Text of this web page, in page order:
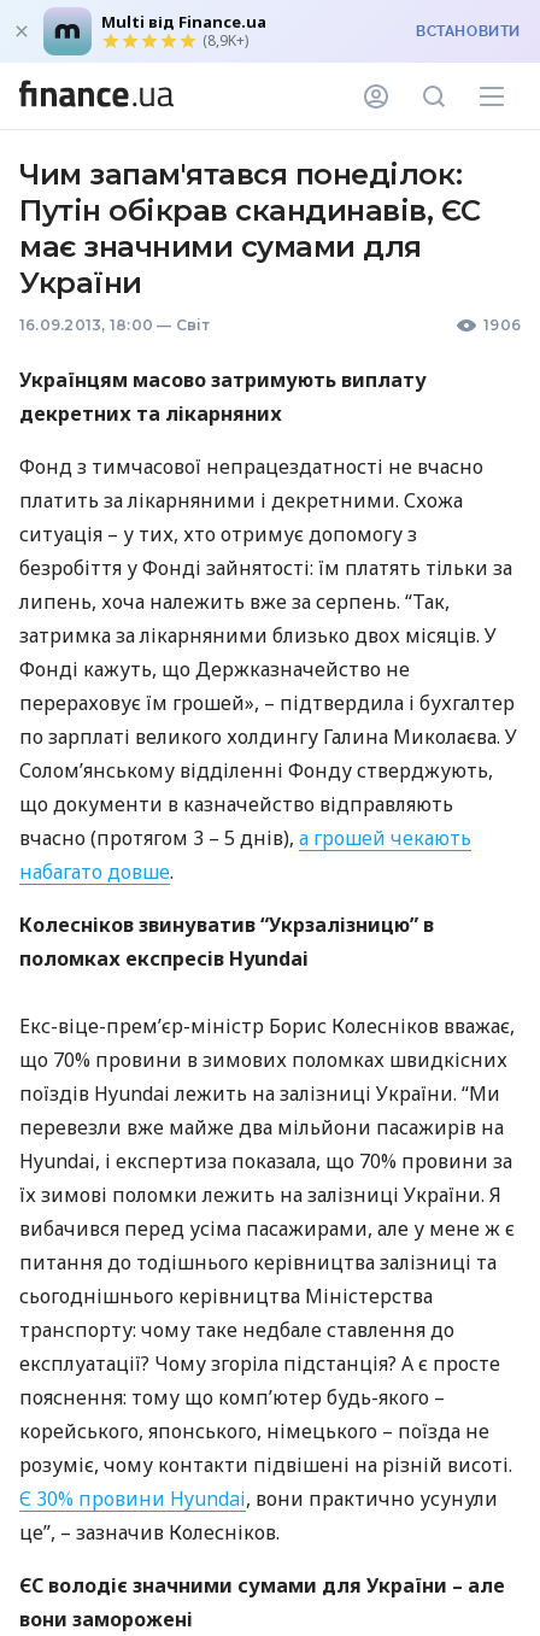
Multi від Finance.ua
(8,9K+) ВСТАНОВИТИ
Чим запам'ятався понеділок:
Путін обікрав скандинавів, ЄС
має значними сумами для
України
16.09.2013, 18:00 — Світ 1906
Українцям масово затримують виплату
декретних та лікарняних
Фонд з тимчасової непрацездатності не вчасно
платить за лікарняними і декретними. Схожа
ситуація – у тих, хто отримує допомогу з
безробіття у Фонді зайнятості: їм платять тільки за
липень, хоча належить вже за серпень. “Так,
затримка за лікарняними близько двох місяців. У
Фонді кажуть, що Держказначейство не
перераховує їм грошей», – підтвердила і бухгалтер
по зарплаті великого холдингу Галина Миколаєва. У
Солом’янському відділенні Фонду стверджують,
що документи в казначейство відправляють
вчасно (протягом 3 – 5 днів), а грошей чекають
набагато довше.
Колесніков звинуватив “Укрзалізницю” в
поломках експресів Hyundai
Екс-віце-прем’єр-міністр Борис Колесніков вважає,
що 70% провини в зимових поломках швидкісних
поїздів Hyundai лежить на залізниці України. “Ми
перевезли вже майже два мільйони пасажирів на
Hyundai, і експертиза показала, що 70% провини за
їх зимові поломки лежить на залізниці України. Я
вибачився перед усіма пасажирами, але у мене ж є
питання до тодішнього керівництва залізниці та
сьогоднішнього керівництва Міністерства
транспорту: чому таке недбале ставлення до
експлуатації? Чому згоріла підстанція? А є просте
пояснення: тому що комп’ютер будь-якого –
корейського, японського, німецького – поїзда не
розуміє, чому контакти підвішені на різній висоті.
Є 30% провини Hyundai, вони практично усунули
це”, – зазначив Колесніков.
ЄС володіє значними сумами для України – але
вони заморожені